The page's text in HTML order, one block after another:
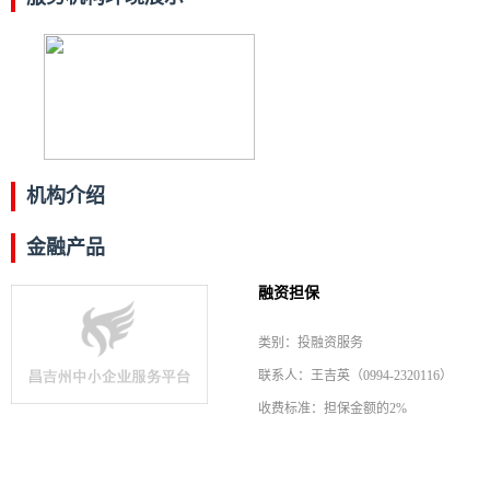
机构介绍
金融产品
融资担保
类别：投融资服务
联系人：王吉英（0994-2320116）
收费标准：担保金额的2%